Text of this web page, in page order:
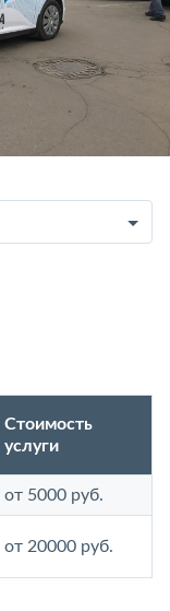
Стоимость
услуги
от 5000 руб.
от 20000 руб.